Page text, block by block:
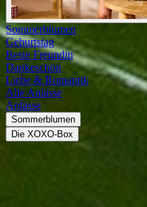
Sommerblumen
Geburtstag
Beste Freundin
Dankeschön
Liebe & Romantik
Alle Anlässe
Anlässe
Sommerblumen
Die XOXO-Box